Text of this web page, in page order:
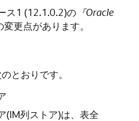
ス1 (12.1.0.2)の 『Oracle
更点があります。
とおりです。
(IM列ストア)は、表全